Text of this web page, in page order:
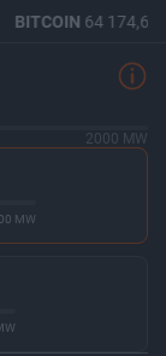
BITCOIN 64 174,67
2000 MW
MW